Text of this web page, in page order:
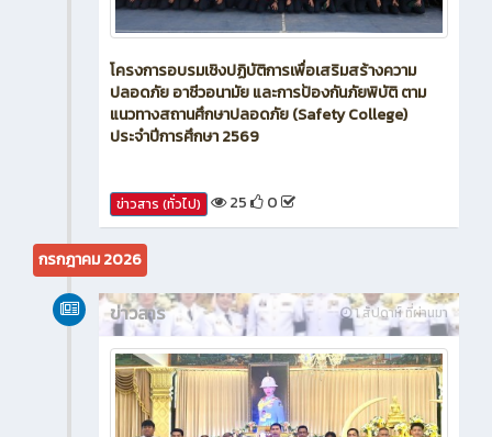
โครงการอบรมเชิงปฏิบัติการเพื่อเสริมสร้างความ
ปลอดภัย อาชีวอนามัย และการป้องกันภัยพิบัติ ตาม
แนวทางสถานศึกษาปลอดภัย (Safety College)
ประจำปีการศึกษา 2569
ข่าวสาร (ทั่วไป) 25 0
กรกฎาคม 2026
1 สัปดาห์ ที่ผ่านมา
ข่าวสาร